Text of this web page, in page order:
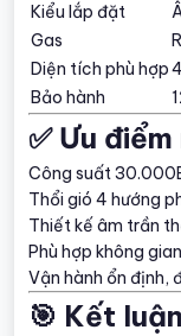
Kiểu lắp đặt
Gas
Diện tích phù hợp
Bảo hành
✅ Ưu
Công suất
Thổi gió 4 hướng
Thiết kế âm trần
Phù hợp không
Vận hành ổn định,
🎯 Kết luận